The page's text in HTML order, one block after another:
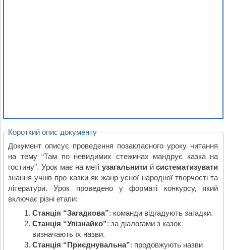
Короткий опис документу
Документ описує проведення позакласного уроку читання
на тему “Там по невидимих стежинах мандрує казка на
гостину”. Урок має на метіузагальнити йсистематизувати
знання учнів про казки як жанр усної народної творчості та
літератури. Урок проведено у форматі конкурсу, який
включає різні етапи:
Станція “Загадкова”: команди відгадують загадки.
Станція “Упізнайко”: за діалогами з казок
визначають їх назви.
Станція “Приєднувальна”: продовжують назви